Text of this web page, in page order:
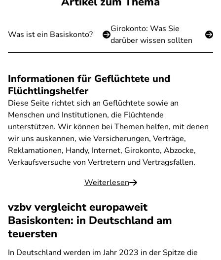
Was ist ein Basiskonto?
Girokonto: Was Sie
darüber wissen sollten
Informationen für Geflüchtete und
Flüchtlingshelfer
Diese Seite richtet sich an Geflüchtete sowie an
Menschen und Institutionen, die Flüchtende
unterstützen. Wir können bei Themen helfen, mit denen
wir uns auskennen, wie Versicherungen, Verträge,
Reklamationen, Handy, Internet, Girokonto, Abzocke,
Verkaufsversuche von Vertretern und Vertragsfallen.
Weiterlesen
vzbv vergleicht europaweit
Basiskonten: in Deutschland am
teuersten
In Deutschland werden im Jahr 2023 in der Spitze die